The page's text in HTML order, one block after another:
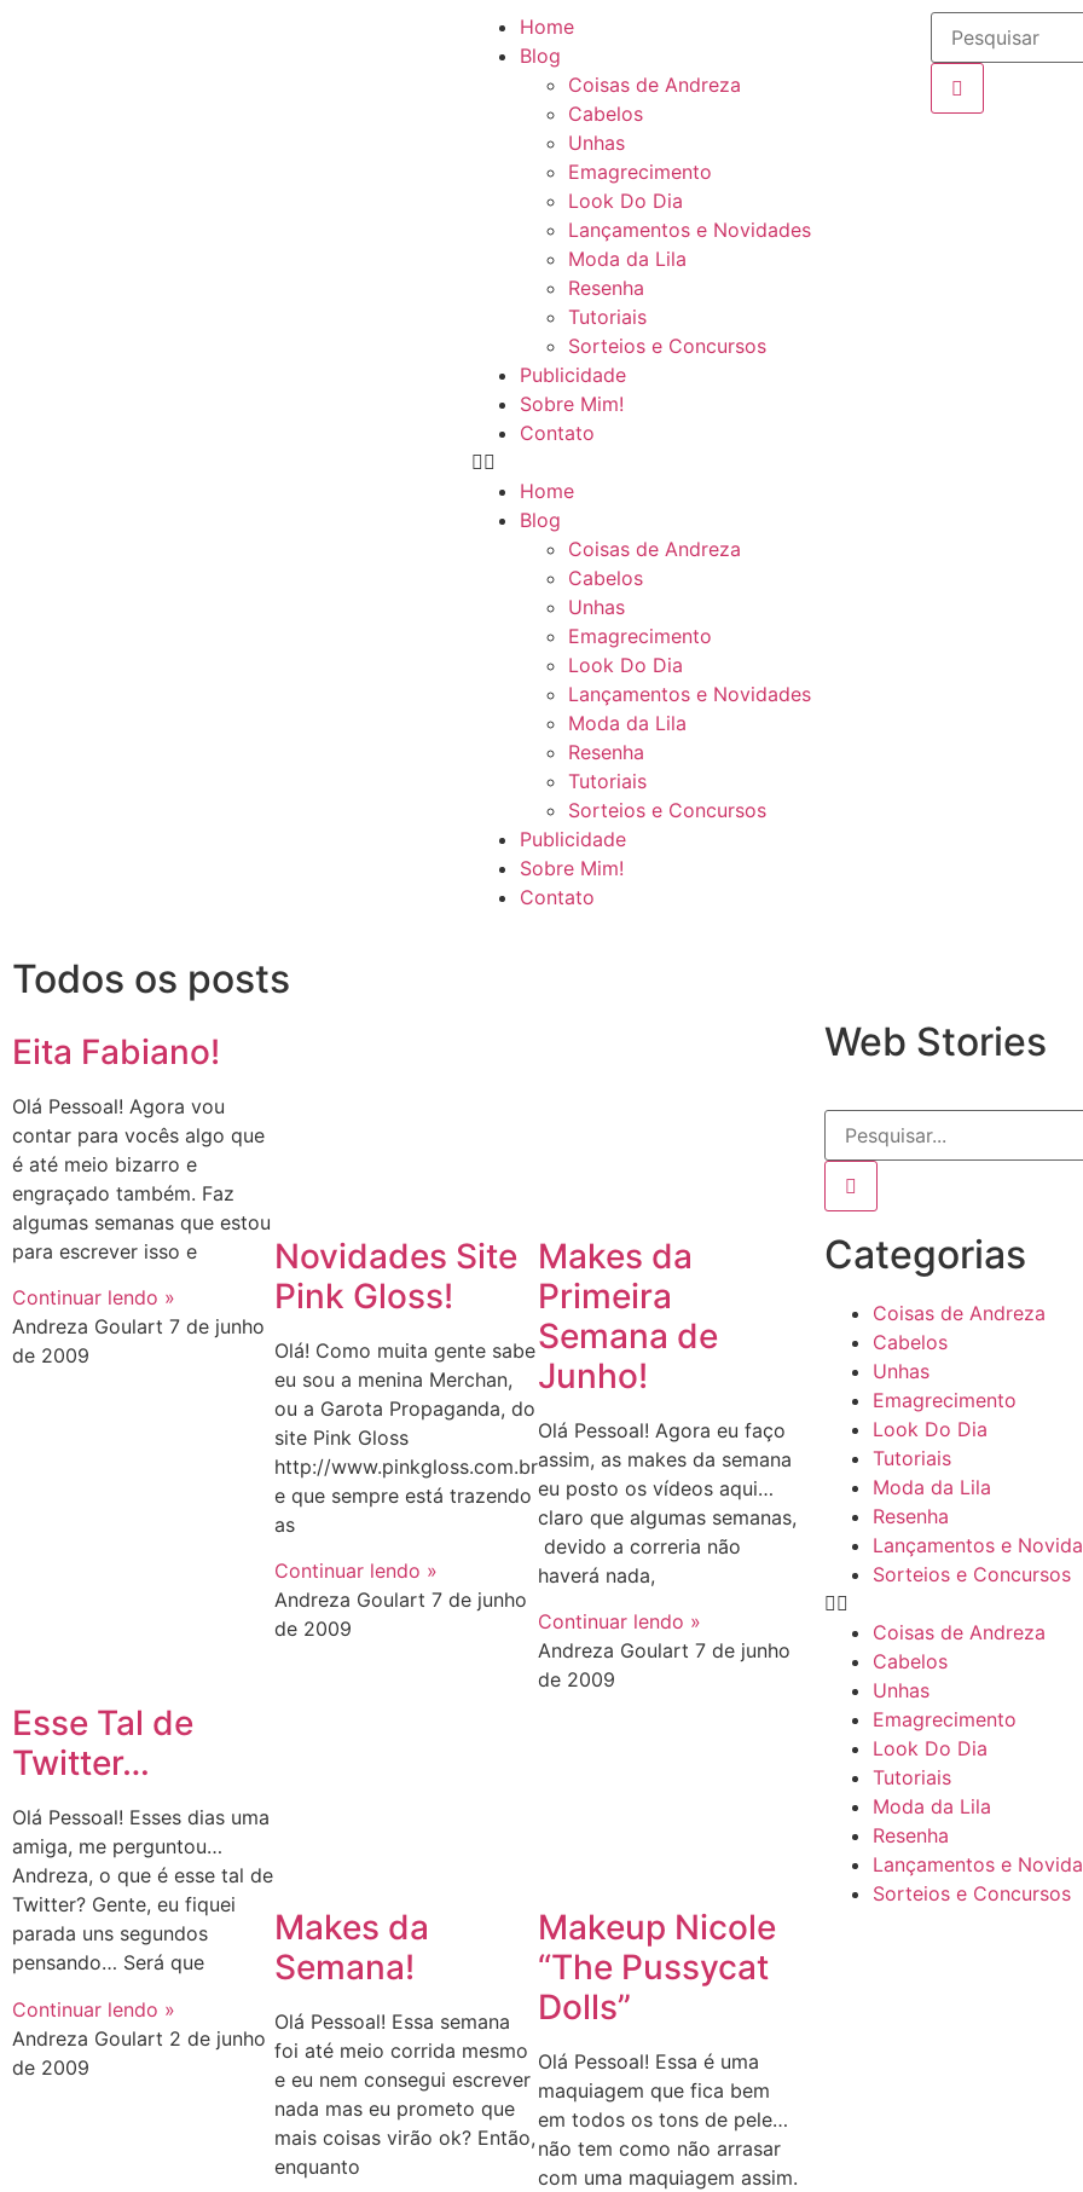
Home
Blog
Coisas de Andreza
Cabelos
Unhas
Emagrecimento
Look Do Dia
Lançamentos e Novidades
Moda da Lila
Resenha
Tutoriais
Sorteios e Concursos
Publicidade
Sobre Mim!
Contato
Home
Blog
Coisas de Andreza
Cabelos
Unhas
Emagrecimento
Look Do Dia
Lançamentos e Novidades
Moda da Lila
Resenha
Tutoriais
Sorteios e Concursos
Publicidade
Sobre Mim!
Contato
Todos os posts
Eita Fabiano!
Olá Pessoal! Agora vou
contar para vocês algo que
é até meio bizarro e
engraçado também. Faz
algumas semanas que estou
para escrever isso e
Continuar lendo »
Andreza Goulart 7 de junho
de 2009
Novidades Site
Pink Gloss!
Olá! Como muita gente sabe
eu sou a menina Merchan,
ou a Garota Propaganda, do
site Pink Gloss
http://www.pinkgloss.com.br
e que sempre está trazendo
as
Continuar lendo »
Andreza Goulart7 de junho
de 2009
Makes da
Primeira
Semana de
Junho!
Olá Pessoal! Agora eu faço
assim, as makes da semana
eu posto os vídeos aqui…
claro que algumas semanas,
devido a correria não
haverá nada,
Continuar lendo »
Andreza Goulart 7 de junho
de 2009
Esse Tal de
Twitter…
Olá Pessoal! Esses dias uma
amiga, me perguntou…
Andreza, o que é esse tal de
Twitter? Gente, eu fiquei
parada uns segundos
pensando… Será que
Continuar lendo »
Andreza Goulart 2 de junho
de 2009
Makes da
Semana!
Olá Pessoal! Essa semana
foi até meio corrida mesmo
e eu nem consegui escrever
nada mas eu prometo que
mais coisas virão ok? Então,
enquanto
Makeup Nicole
“The Pussycat
Dolls”
Olá Pessoal! Essa é uma
maquiagem que fica bem
em todos os tons de pele…
não tem como não arrasar
com uma maquiagem assim.
Web Stories
Categorias
Coisas de Andreza
Cabelos
Unhas
Emagrecimento
Look Do Dia
Tutoriais
Moda da Lila
Resenha
Lançamentos e
Sorteios e Concursos
Coisas de Andreza
Cabelos
Unhas
Emagrecimento
Look Do Dia
Tutoriais
Moda da Lila
Resenha
Lançamentos e
Sorteios e Concursos